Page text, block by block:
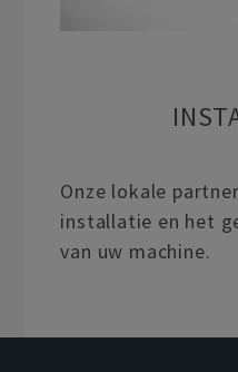
Onze lokale
installatie en het
van uw machine.